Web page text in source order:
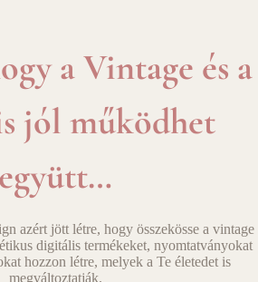
a Vintage és a
jól működhet
együtt…
azért jött létre, hogy összekösse a vintage
digitális termékeket, nyomtatványokat
hozzon létre, melyek a Te életedet is
megváltoztatják.